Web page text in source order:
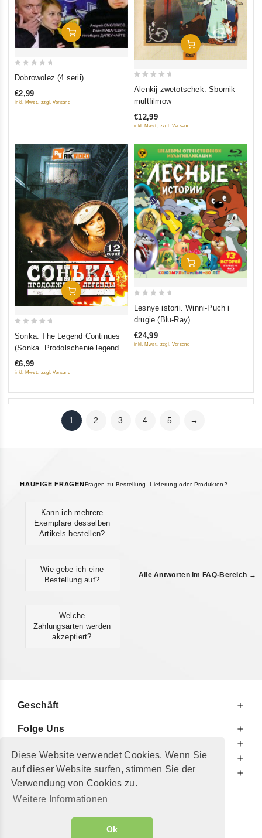
Diese Website verwendet Cookies. Wenn Sie
auf dieser Website surfen, stimmen Sie der
Verwendung von Cookies zu.
Weitere Informationen
Ok
In Den Warenkorb
of
Dobrowolez (4 serii)
€2,99
inkl. Mwst., zzgl. Versand
In Den Warenkorb
5
Alenkij zwetotschek. Sbornik
multfilmow
€12,99
inkl. Mwst., zzgl. Versand
In Den Warenkorb
5
Sonka: The Legend Continues
(Sonka. Prodolschenie legendy)
(12 serij)
€6,99
inkl. Mwst., zzgl. Versand
In Den Warenkorb
5
Lesnye istorii. Winni-Puch i
drugie (Blu-Ray)
€24,99
inkl. Mwst., zzgl. Versand
1 2 3 4 5 →
HÄUFIGE FRAGEN Fragen zu Bestellung, Lieferung oder Produkten?
Kann ich mehrere
Exemplare desselben
Artikels bestellen?
Wie gebe ich eine
Bestellung auf?
Welche
Zahlungsarten werden
akzeptiert?
Alle Antworten im FAQ-Bereich →
Geschäft
Folge Uns
Zu Ihrer Information
Zusätzlich
© 2002 - 2026"Petershop GmbH"
Alle Preise inkl. MwSt. und zzgl.